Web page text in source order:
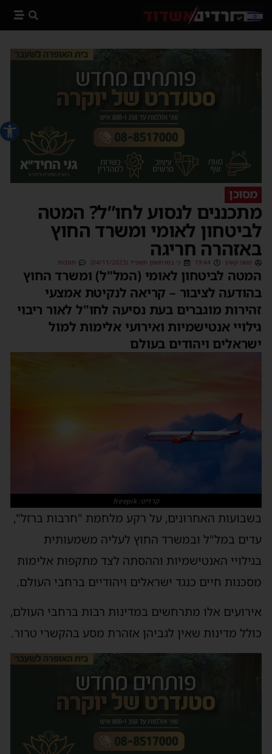
פתח
מסוכן
מתכננים לנסוע לחו”ל? המטה
לביטחון לאומי ומשרד החוץ
באזהרה חריגה
משה קאהן 19:44 כ׳ במרחשוון תשפ״ד (04/11/2023) תגובות
המטה לביטחון לאומי (המל"ל) ומשרד החוץ
בהודעה לציבור – קריאה לנקיטת אמצעי
זהירות מוגברים בעת נסיעה לחו"ל לאור ריבוי
גילויי אנטישמיות ואירועי אלימות למול
ישראלים ויהודים בעולם
קרדיט: freepik
בשבועות האחרונים, על רקע מלחמת "חרבות ברזל",
עדים במל"ל ובמשרד החוץ לעליה משמעותית
בגילויי האנטישמיות וההסתה לצד מתקפות אלימות
מסכנות חיים כנגד ישראלים ויהודיים ברחבי העולם.
אירועים אלו מתרחשים במדינות רבות ברחבי העולם,
כולל מדינות שאין לגביהן אזהרת מסע בהקשרי טרור.